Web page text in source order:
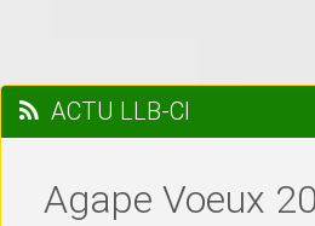
ACTU LLB-CI
Agape Voeux